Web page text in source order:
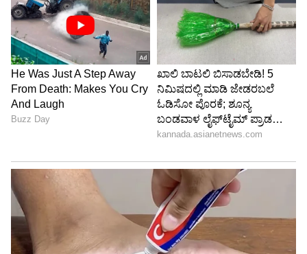
ನೆಟಿಜನ್ಸ್ ರಾಮ್ ಚರಣ ಫ್ಯಾನ್ಸ್ ವಿಧ ವಿಧವಾಗಿ ಪ್ರತಿಕ್ರಿಯೆ
ನೀಡಿದ್ದಾರೆ
ರಾಮ್ ಚರಣ್ ಅಭಿನಯದ ಶಂಕರ್ ನಿರ್ದೇಶನದ ಆರೆಂಜ್
ಸಿನಿಮಾದ ಶೂಟಿಂಗ್ ಮೆಲ್ಬೋರ್ನ್ ನಲ್ಲೇ ನಡೆದಿತ್ತು. ಆ ವೇಳೆ
ಸುಮಾರು ತಿಂಗಳಕಾಲ ಅಲ್ಲಿ ನೆಲೆಸಿದ್ದ ರಾಮ್‌ ಚರಣ್‌ಗೆ
ಇಲ್ಲಿನ ಜನರು ಪ್ರೀತಿ ಆರೈಕೆಯಿಂದ ನೋಡಿಕೊಂಡಿದ್ದರು.